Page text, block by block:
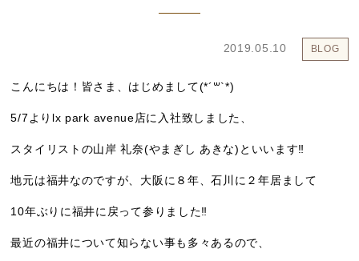
2019.05.10 BLOG
こんにちは！皆さま、はじめまして(*´꒳`*)
5/7よりlx park avenue店に入社致しました、
スタイリストの山岸 礼奈(やまぎし あきな)といいます‼︎
地元は福井なのですが、大阪に８年、石川に２年居まして
10年ぶりに福井に戻って参りました‼︎
最近の福井について知らない事も多々あるので、